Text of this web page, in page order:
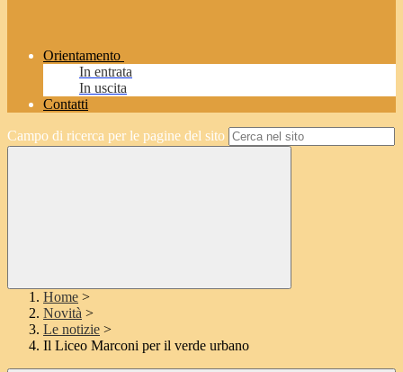
Orientamento
In entrata
In uscita
Contatti
Campo di ricerca per le pagine del sito
Home >
Novità >
Le notizie >
Il Liceo Marconi per il verde urbano